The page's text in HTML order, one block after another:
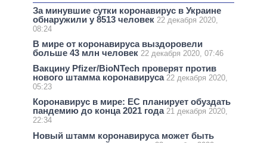
За минувшие сутки коронавирус в Украине
обнаружили у 8513 человек 22 декабря 2020,
08:24
В мире от коронавируса выздоровели
больше 43 млн человек 22 декабря 2020, 07:46
Вакцину Pfizer/BioNTech проверят против
нового штамма коронавируса 22 декабря 2020,
05:23
Коронавирус в мире: ЕС планирует обуздать
пандемию до конца 2021 года 21 декабря 2020,
22:34
Новый штамм коронавируса может быть